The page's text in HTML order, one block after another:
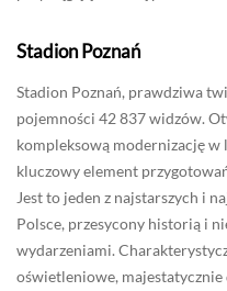
Stadion Poznań
Stadion Poznań, prawdziwa
pojemności 42 837 widzów.
kompleksową modernizację
kluczowy element
Jest to jeden z najstarszych i
Polsce, przesycony historią i
wydarzeniami.
oświetleniowe,